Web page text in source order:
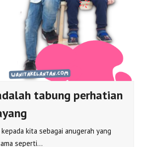
tabung perhatian
kita sebagai anugerah yang
seperti…